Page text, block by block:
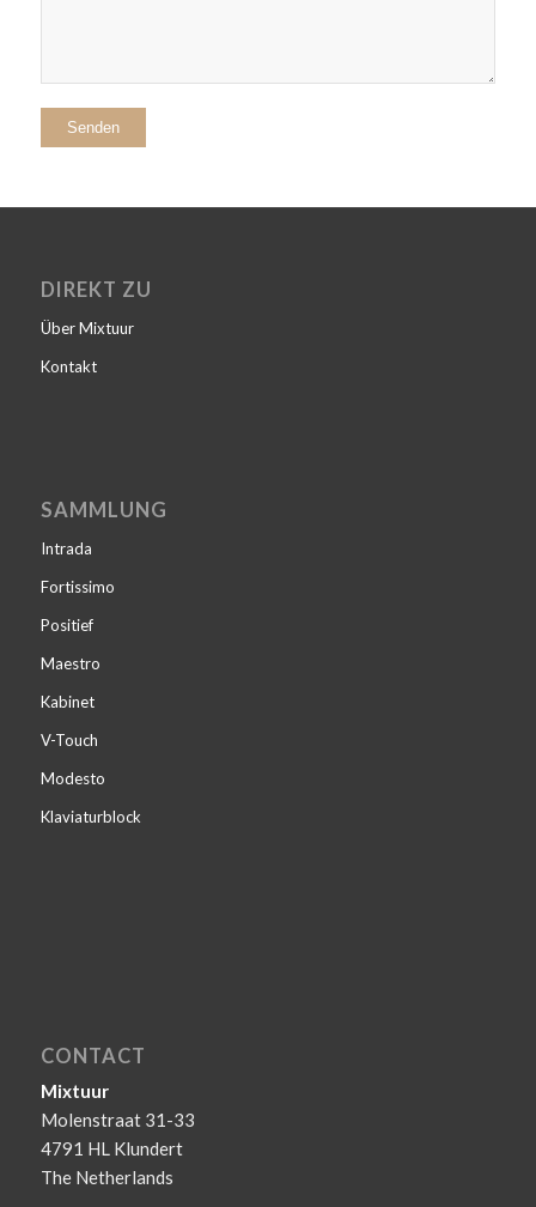
DIREKT ZU
Über Mixtuur
Kontakt
SAMMLUNG
Intrada
Fortissimo
Positief
Maestro
Kabinet
V-Touch
Modesto
Klaviaturblock
CONTACT
Mixtuur
Molenstraat 31-33
4791 HL Klundert
The Netherlands